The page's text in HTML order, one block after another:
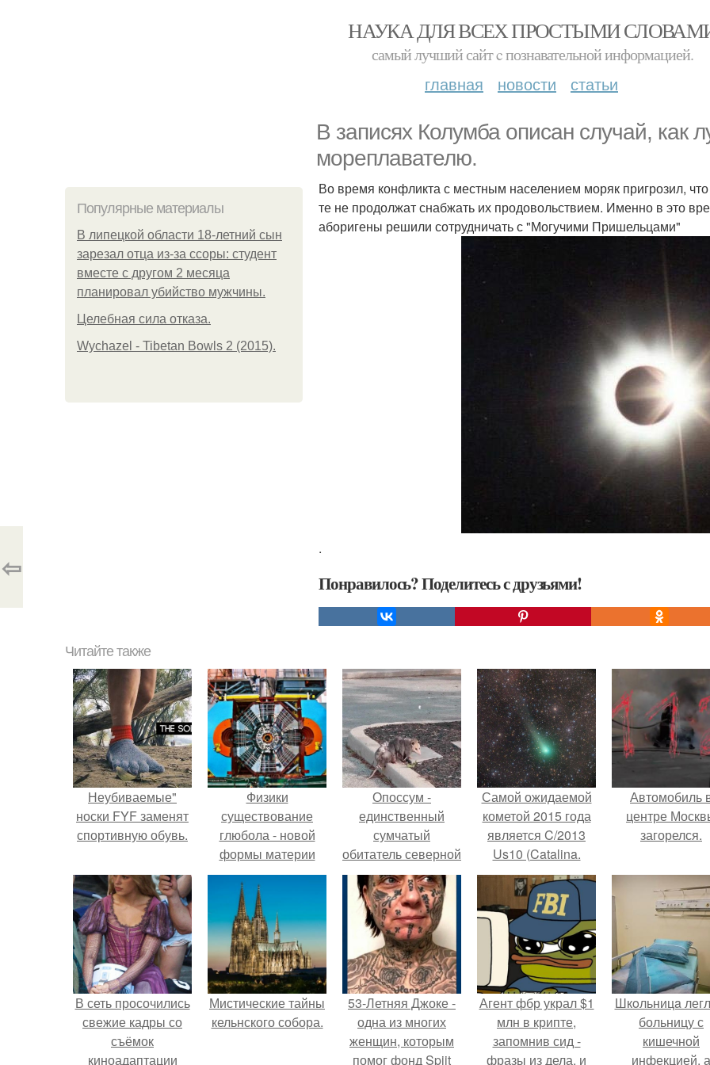
НАУКА ДЛЯ ВСЕХ ПРОСТЫМИ
самый лучший сайт c познавательной информацией.
главная новости статьи
В записях Колумба описан случай, как
мореплавателю.
Популярные материалы
В липецкой области 18-летний сын
зарезал отца из-за ссоры: студент
вместе с другом 2 месяца
планировал убийство мужчины.
Целебная сила отказа.
Wychazel - Tibetan Bowls 2 (2015).
Во время конфликта с местным населением моряк пригрозил,
те не продолжат снабжать их продовольствием. Именно в это
аборигены решили сотрудничать с "Могучими Пришельцами"
.
Понравилось? Поделитесь с друзьями!
⇦
Читайте также
Неубиваемые"
носки FYF заменят
спортивную обувь.
Физики
существование
глюбола - новой
формы материи
подтвердили.
Опоссум -
единственный
сумчатый
обитатель северной
америки.
Самой ожидаемой
кометой 2015 года
является C/2013
Us10 (Catalina.
Автомобиль
центре
загорелся.
В сеть просочились
свежие кадры со
съёмок
киноадаптации
Мистические тайны
кельнского собора.
53-Летняя Джоке -
одна из многих
женщин, которым
помог фонд Spijt
Агент фбр украл $1
млн в крипте,
запомнив сид -
фразы из дела, и
Шкoльницa
больницу с
кишечной
инфекцией, а